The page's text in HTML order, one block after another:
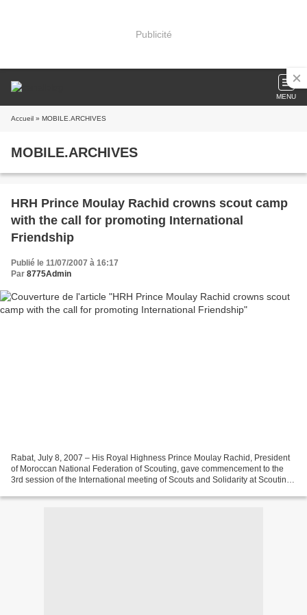
Publicité
MENU
Accueil » MOBILE.ARCHIVES
MOBILE.ARCHIVES
HRH Prince Moulay Rachid crowns scout camp
with the call for promoting International
Friendship
Publié le 11/07/2007 à 16:17
Par 8775Admin
Rabat, July 8, 2007 – His Royal Highness Prince Moulay Rachid, President
of Moroccan National Federation of Scouting, gave commencement to the
3rd session of the International meeting of Scouts and Solidarity at Scouting